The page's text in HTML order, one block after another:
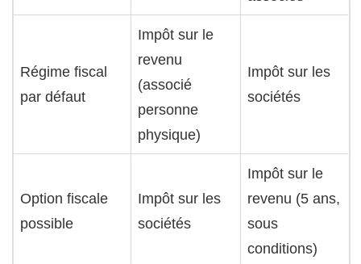
Régime fiscal
par défaut
Impôt sur le
revenu
(associé
personne
physique)
Impôt sur les
sociétés
Option fiscale
possible
Impôt sur les
sociétés
Impôt sur le
revenu (5 ans,
sous
conditions)